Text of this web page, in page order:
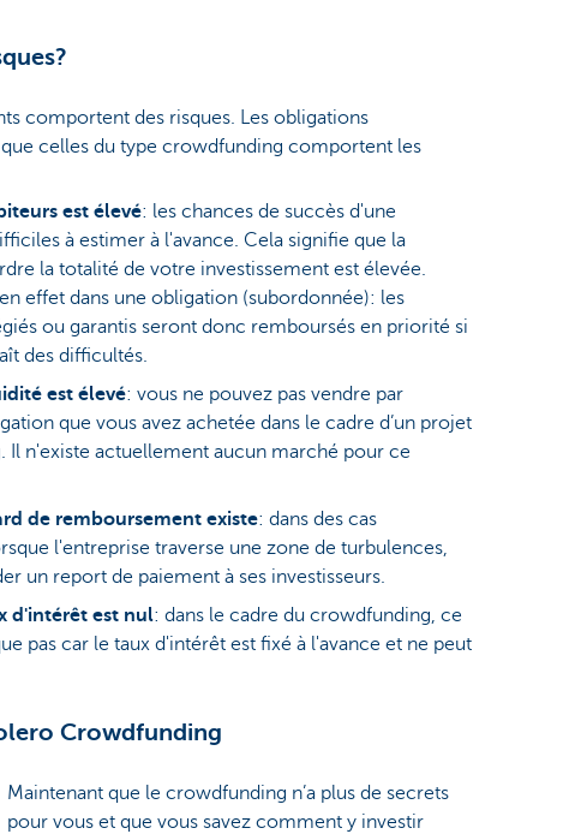
comportent des risques. Les obligations
celles du type crowdfunding comportent les
est élevé: les chances de succès d'une
à estimer à l'avance. Cela signifie que la
la totalité de votre investissement est élevée.
effet dans une obligation (subordonnée): les
ou garantis seront donc remboursés en priorité si
des difficultés.
est élevé: vous ne pouvez pas vendre par
que vous avez achetée dans le cadre d’un projet
Il n'existe actuellement aucun marché pour ce
de remboursement existe: dans des cas
l'entreprise traverse une zone de turbulences,
un report de paiement à ses investisseurs.
d'intérêt est nul: dans le cadre du crowdfunding, ce
pas car le taux d'intérêt est fixé à l'avance et ne peut
Crowdfunding
Maintenant que le crowdfunding n’a plus de secrets
pour vous et que vous savez comment y investir